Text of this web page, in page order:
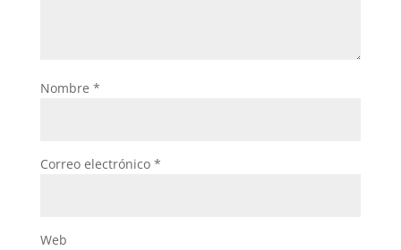
Nombre *
Correo electrónico *
Web